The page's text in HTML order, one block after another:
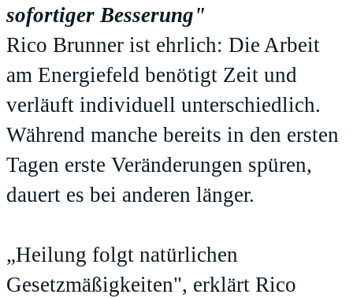
sofortiger Besserung"
Rico Brunner ist ehrlich: Die Arbeit
am Energiefeld benötigt Zeit und
verläuft individuell unterschiedlich.
Während manche bereits in den ersten
Tagen erste Veränderungen spüren,
dauert es bei anderen länger.
„Heilung folgt natürlichen
Gesetzmäßigkeiten", erklärt Rico